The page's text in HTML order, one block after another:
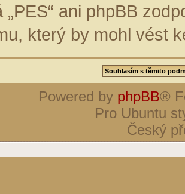
„PES“ ani phpBB
který by mohl vést
Powered by phpBB®
Pro Ubuntu
Český